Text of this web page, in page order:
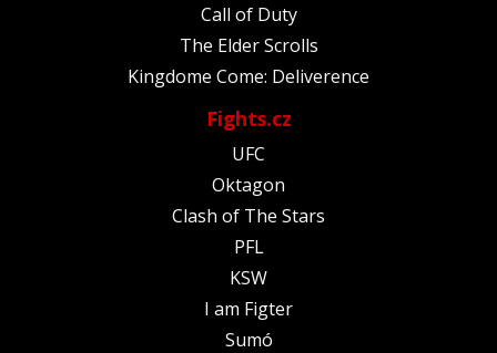
Call of Duty
The Elder Scrolls
Kingdome Come: Deliverence
Fights.cz
UFC
Oktagon
Clash of The Stars
PFL
KSW
I am Figter
Sumó